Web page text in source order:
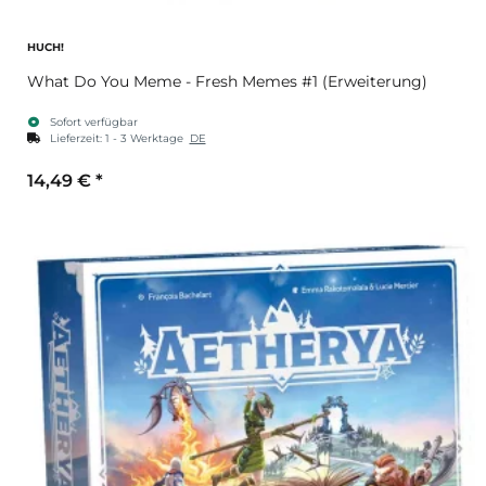
HUCH!
What Do You Meme - Fresh Memes #1 (Erweiterung)
Sofort verfügbar
Lieferzeit: 1 - 3 Werktage DE
14,49 € *